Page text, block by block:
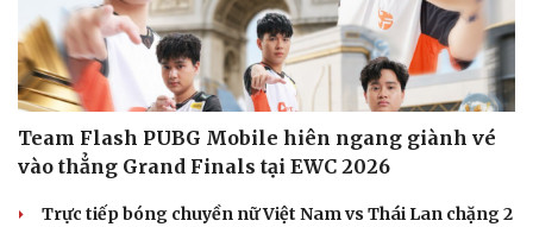
Team Flash PUBG Mobile hiên ngang giành vé
vào thẳng Grand Finals tại EWC 2026
Trực tiếp bóng chuyền nữ Việt Nam vs Thái Lan chặng 2